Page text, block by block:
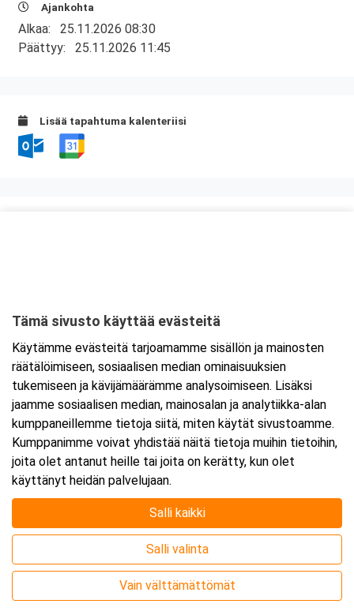
Ajankohta
Alkaa: 25.11.2026 08:30
Päättyy: 25.11.2026 11:45
Lisää tapahtuma kalenteriisi
Tarkempi kartta ja ajo-ohjeet
Tämä sivusto käyttää evästeitä
Käytämme evästeitä tarjoamamme sisällön ja mainosten
räätälöimiseen, sosiaalisen median ominaisuuksien
tukemiseen ja kävijämäärämme analysoimiseen. Lisäksi
jaamme sosiaalisen median, mainosalan ja analytiikka-alan
kumppaneillemme tietoja siitä, miten käytät sivustoamme.
Kumppanimme voivat yhdistää näitä tietoja muihin tietoihin,
joita olet antanut heille tai joita on kerätty, kun olet
käyttänyt heidän palvelujaan.
Salli kaikki
Salli valinta
Vain välttämättömät